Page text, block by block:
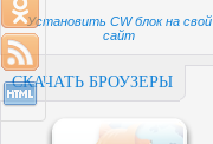
Установить CW блок на свой
сайт
СКАЧАТЬ БРОУЗЕРЫ